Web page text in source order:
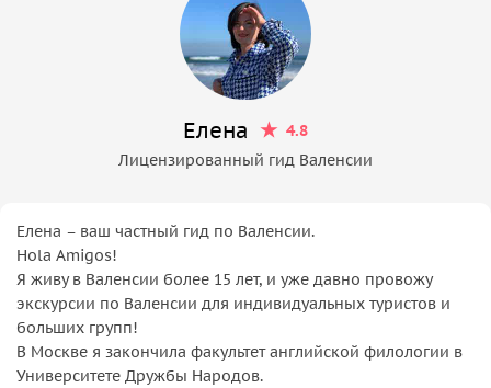
Елена
4.8
Лицензированный гид Валенсии
Елена – ваш частный гид по Валенсии.
Hola Amigos!
Я живу в Валенсии более 15 лет, и уже давно провожу
экскурсии по Валенсии для индивидуальных туристов и
больших групп!
В Москве я закончила факультет английской филологии в
Университете Дружбы Народов.